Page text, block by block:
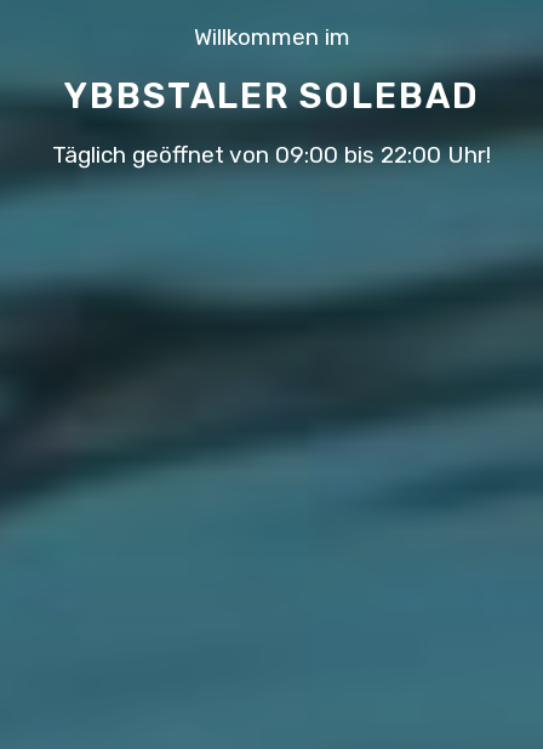
Willkommen im
YBBSTALER SOLEBAD
Täglich geöffnet von 09:00 bis 22:00 Uhr!